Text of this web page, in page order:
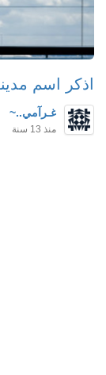
اذكر اسم
غـرآمي..~
منذ 13 سنة